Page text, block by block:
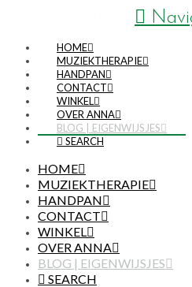
HOME
MUZIEKTHERAPIE
HANDPAN
CONTACT
WINKEL
OVER ANNA
BLOG | EIGENWIJSJES
SEARCH
HOME
MUZIEKTHERAPIE
HANDPAN
CONTACT
WINKEL
OVER ANNA
BLOG | EIGENWIJSJES
SEARCH